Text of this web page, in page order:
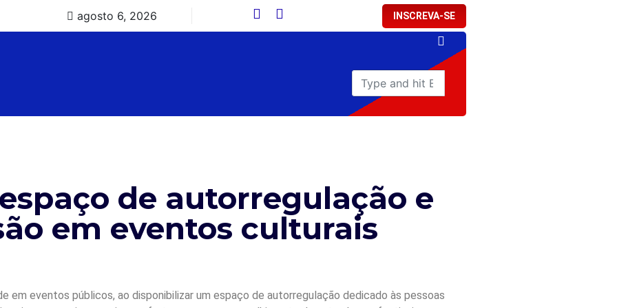
agosto 6, 2026 INSCREVA-SE
de autorregulação e
em eventos culturais
em eventos públicos, ao disponibilizar um espaço de autorregulação dedicado às pessoas